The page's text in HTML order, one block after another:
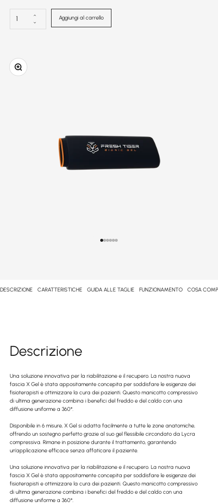
Aggiungi al carrello
Ingrandire l'immagine
DESCRIZIONE CARATTERISTICHE GUIDA ALLE TAGLIE FUNZIONAMENTO COSA
Descrizione
Una soluzione innovativa per la riabilitazione e il recupero. La nostra nuova
fascia X Gel è stata appositamente concepita per soddisfare le esigenze dei
fisioterapisti e ottimizzare la cura dei pazienti. Questo manicotto compressivo
di ultima generazione combina i benefici del freddo e del caldo con una
diffusione uniforme a 360°.
Disponibile in 6 misure, X Gel si adatta facilmente a tutte le zone anatomiche,
offrendo un sostegno perfetto grazie al suo gel flessibile circondato da Lycra
compressiva. Rimane in posizione durante il trattamento, garantendo
un'applicazione efficace senza affaticare il paziente.
Una soluzione innovativa per la riabilitazione e il recupero. La nostra nuova
fascia X Gel è stata appositamente concepita per soddisfare le esigenze dei
fisioterapisti e ottimizzare la cura dei pazienti. Questo manicotto compressivo
di ultima generazione combina i benefici del freddo e del caldo con una
diffusione uniforme a 360°.